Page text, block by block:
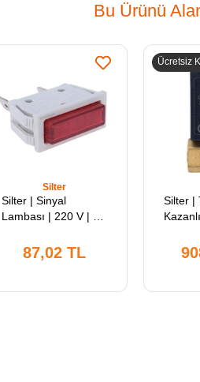
Bu Ürünü
Silter
Silter | Sinyal
Lambası | 220 V | Ty
Mini Spr/mn 2000 |
Gld/MN 2000 |
Uyumludur.
87,02 TL
Silter |
Ücretsiz